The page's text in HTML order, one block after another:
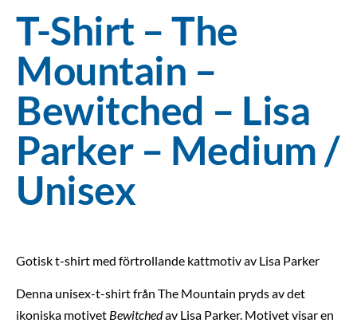
T-Shirt – The
Mountain –
Bewitched – Lisa
Parker – Medium /
Unisex
Gotisk t-shirt med förtrollande kattmotiv av Lisa Parker
Denna unisex-t-shirt från The Mountain pryds av det
ikoniska motivet Bewitchedav Lisa Parker. Motivet visar en